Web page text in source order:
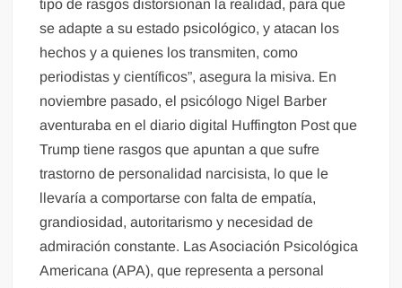
tipo de rasgos distorsionan la realidad, para que
se adapte a su estado psicológico, y atacan los
hechos y a quienes los transmiten, como
periodistas y científicos”, asegura la misiva. En
noviembre pasado, el psicólogo Nigel Barber
aventuraba en el diario digital Huffington Post que
Trump tiene rasgos que apuntan a que sufre
trastorno de personalidad narcisista, lo que le
llevaría a comportarse con falta de empatía,
grandiosidad, autoritarismo y necesidad de
admiración constante. Las Asociación Psicológica
Americana (APA), que representa a personal